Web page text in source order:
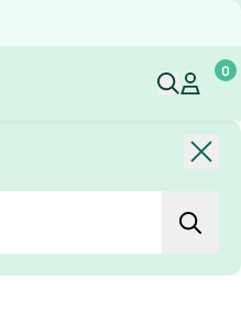
MijnMijn
0